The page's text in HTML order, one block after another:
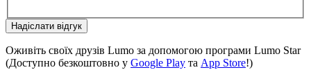
Надіслати відгук
Оживіть своїх друзів Lumo за допомогою програми Lumo Star
(Доступно безкоштовно у Google Play та App Store!)